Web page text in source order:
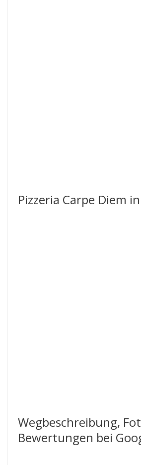
Pizzeria Carpe Diem in
Wegbeschreibung,
Bewertungen bei